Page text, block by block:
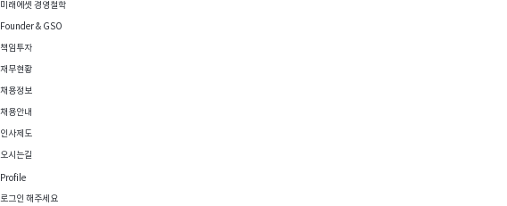
미래에셋 경영철학
Founder & GSO
책임투자
재무현황
채용정보
채용안내
인사제도
오시는길
Profile
로그인 해주세요
Permanent Innovator
미래에셋자산운용은 고객의 평안한 노후를 위해 끊임없이 혁신하며
더 나은 미래를 향해 한 발 먼저 나아가겠습니다.
바로가기
Overview